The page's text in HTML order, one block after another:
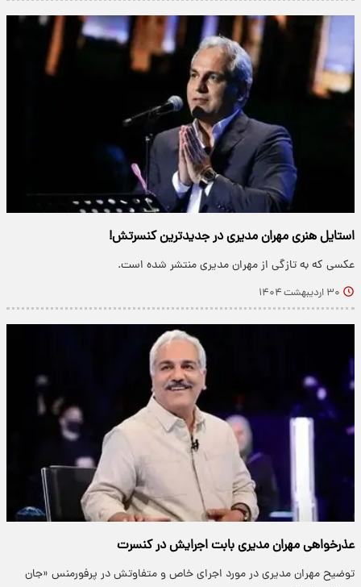
استایل هنری مهران مدیری در جدیدترین کنسرتش!
عکسی که به تازگی از مهران مدیری منتشر شده است.
۳۰ اردیبهشت ۱۴۰۴
عذرخواهی مهران مدیری بابت اجرایش در کنسرت
توضیح مهران مدیری در مورد اجرای خاص و متفاوتش در پرفورمنس «جان